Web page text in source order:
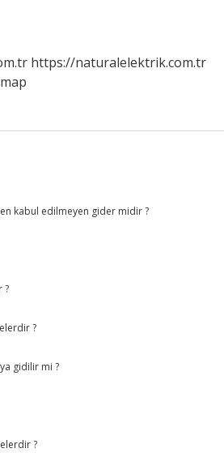
https://naturalelektrik.com.tr
kabul edilmeyen gider midir ?
?
?
gidilir mi ?
?